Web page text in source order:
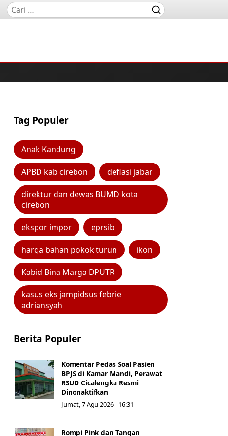
Tag Populer
Anak Kandung
APBD kab cirebon deflasi jabar
direktur dan dewas BUMD kota
cirebon
ekspor impor eprsib
harga bahan pokok turun ikon
Kabid Bina Marga DPUTR
kasus eks jampidsus febrie
adriansyah
Berita Populer
Komentar Pedas Soal Pasien
BPJS di Kamar Mandi, Perawat
RSUD Cicalengka Resmi
Dinonaktifkan
Jumat, 7 Agu 2026 - 16:31
Rompi Pink dan Tangan